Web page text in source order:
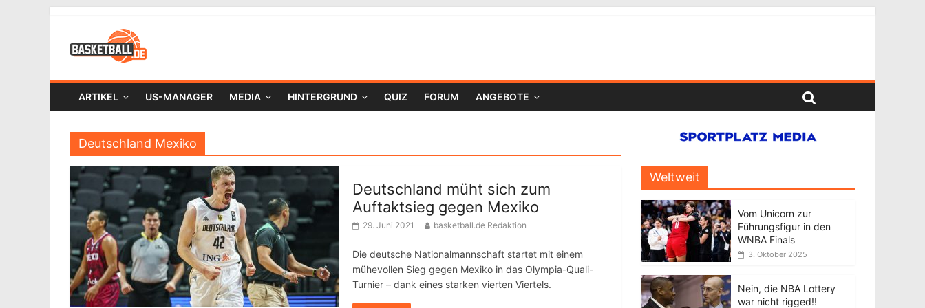
ARTIKEL US-MANAGER MEDIA HINTERGRUND QUIZ FORUM ANGEBOTE
Deutschland Mexiko
Deutschland müht sich zum
Auftaktsieg gegen Mexiko
29. Juni 2021 basketball.de Redaktion
Die deutsche Nationalmannschaft startet mit einem
mühevollen Sieg gegen Mexiko in das Olympia-Quali-
Turnier – dank eines starken vierten Viertels.
Weltweit
Vom Unicorn zur
Führungsfigur in den
WNBA Finals
3. Oktober 2025
Nein, die NBA Lottery
war nicht rigged!!